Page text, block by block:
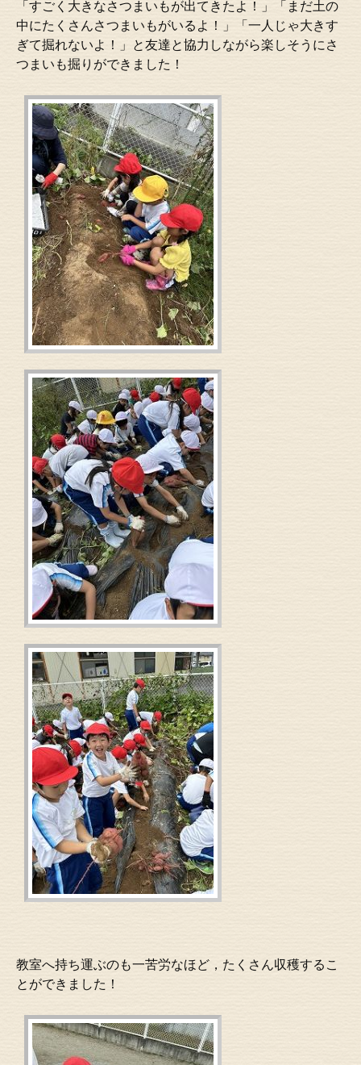
「すごく大きなさつまいもが出てきたよ！」「まだ土の
中にたくさんさつまいもがいるよ！」「一人じゃ大きす
ぎて掘れないよ！」と友達と協力しながら楽しそうにさ
つまいも掘りができました！
教室へ持ち運ぶのも一苦労なほど，たくさん収穫するこ
とができました！